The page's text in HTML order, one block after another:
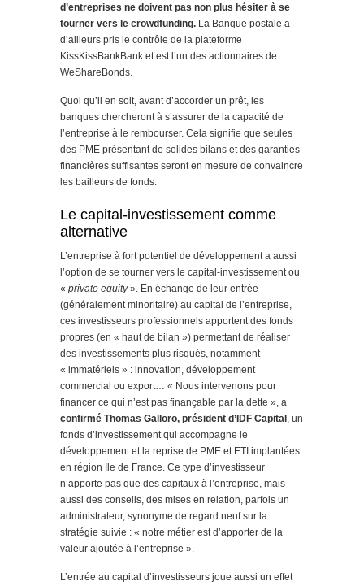
d’entreprises ne doivent pas non plus hésiter à se
tourner vers le crowdfunding. La Banque postale a
d’ailleurs pris le contrôle de la plateforme
KissKissBankBank et est l’un des actionnaires de
WeShareBonds.
Quoi qu’il en soit, avant d’accorder un prêt, les
banques chercheront à s’assurer de la capacité de
l’entreprise à le rembourser. Cela signifie que seules
des PME présentant de solides bilans et des garanties
financières suffisantes seront en mesure de convaincre
les bailleurs de fonds.
Le capital-investissement comme
alternative
L’entreprise à fort potentiel de développement a aussi
l’option de se tourner vers le capital-investissement ou
« private equity». En échange de leur entrée
(généralement minoritaire) au capital de l’entreprise,
ces investisseurs professionnels apportent des fonds
propres (en « haut de bilan ») permettant de réaliser
des investissements plus risqués, notamment
« immatériels » : innovation, développement
commercial ou export… « Nous intervenons pour
financer ce qui n’est pas finançable par la dette », a
confirmé Thomas Galloro, président d’IDF Capital, un
fonds d’investissement qui accompagne le
développement et la reprise de PME et ETI implantées
en région Ile de France. Ce type d’investisseur
n’apporte pas que des capitaux à l’entreprise, mais
aussi des conseils, des mises en relation, parfois un
administrateur, synonyme de regard neuf sur la
stratégie suivie : « notre métier est d’apporter de la
valeur ajoutée à l’entreprise ».
L’entrée au capital d’investisseurs joue aussi un effet